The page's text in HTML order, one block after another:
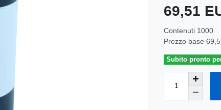
69,51
Contenuti 1000
Prezzo base
Subito pronto